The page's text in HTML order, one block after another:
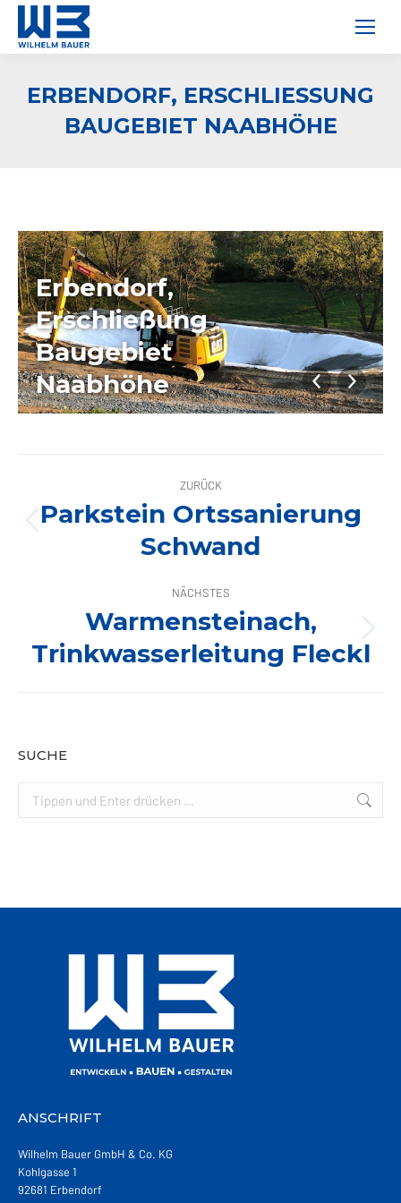
ERBENDORF, ERSCHLIESSUNG B
AUGEBIET NAABHÖHE
Erbendorf,
Erschließung
Baugebiet
Naabhöhe
NAVIGATION
ZURÜCK
Album:
Parkstein Ortssanierung
Schwand
NÄCHSTES
Album:
Warmensteinach,
Trinkwasserleitung Fleckl
SUCHE
ANSCHRIFT
Wilhelm Bauer GmbH & Co. KG
Kohlgasse 1
92681 Erbendorf